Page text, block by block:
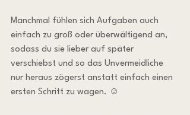
Manchmal fühlen sich Aufgaben auch
einfach zu groß oder überwältigend an,
sodass du sie lieber auf später
verschiebst und so das Unvermeidliche
nur heraus zögerst anstatt einfach einen
ersten Schritt zu wagen. ☺️